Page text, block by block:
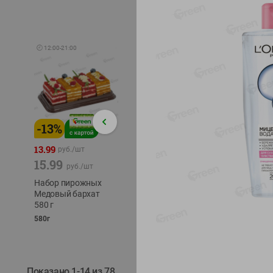
🕘 12:00-21:00
-13%
13.99 руб./шт
15.99 руб./шт
Набор пирожных
Медовый бархат
580 г
580г
24%
4.99
ТОФУ